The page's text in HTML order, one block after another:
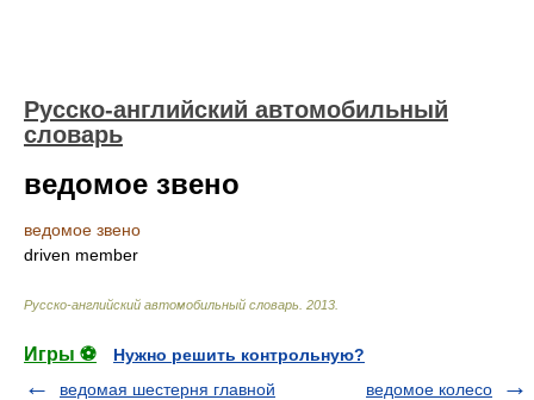
Русско-английский автомобильный
словарь
ведомое звено
ведомое звено
driven member
Русско-английский автомобильный словарь 2013
Игры ⚽
Нужно решить контрольную?
ведомая шестерня главной
ведомое колесо